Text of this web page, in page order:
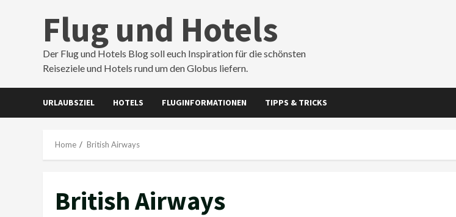
Flug und Hotels
Der Flug und Hotels Blog soll euch Inspiration für die schönsten
Reiseziele und Hotels rund um den Globus liefern.
URLAUBSZIEL HOTELS FLUGINFORMATIONEN TIPPS & TRICKS
Home British Airways
British Airways